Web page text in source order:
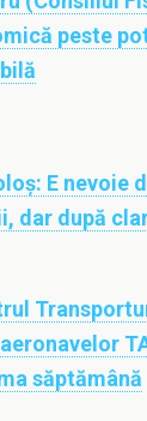
peste
E nevoie
dar după
săptămână